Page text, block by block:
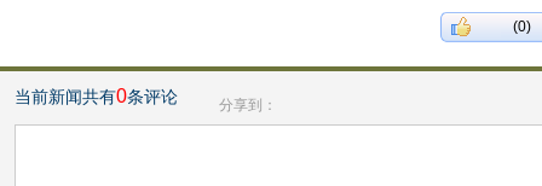
(0)
当前新闻共有0条评论 分享到：